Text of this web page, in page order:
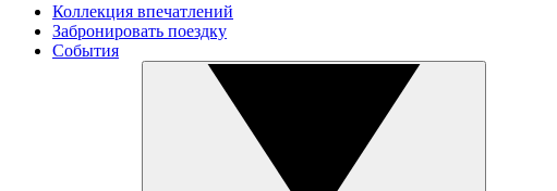
Коллекция впечатлений
Забронировать поездку
События